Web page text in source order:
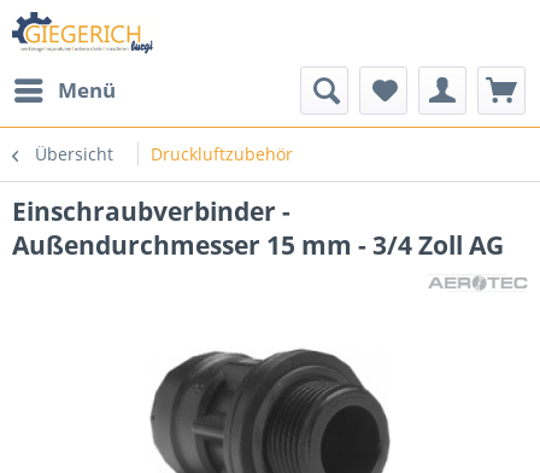
Menü
Übersicht Druckluftzubehör
Einschraubverbinder -
Außendurchmesser 15 mm - 3/4 Zoll AG